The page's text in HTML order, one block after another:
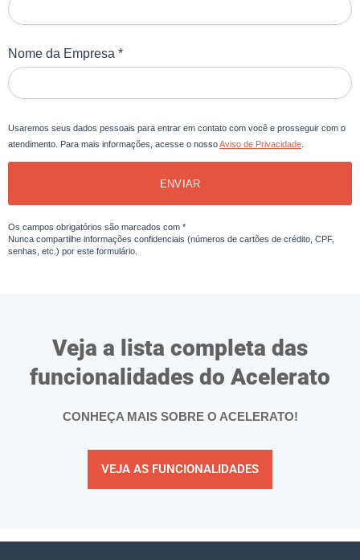
Nome da Empresa *
Usaremos seus dados pessoais para entrar em contato com você e prosseguir com o
atendimento. Para mais informações, acesse o nossoAviso de Privacidade
ENVIAR
Os campos obrigatórios são marcados com *
Nunca compartilhe informações confidenciais (números de cartões de crédito, CPF,
senhas, etc.) por este formulário.
Veja a lista completa das
funcionalidades do Acelerato
CONHEÇA MAIS SOBRE O ACELERATO!
VEJA AS FUNCIONALIDADES